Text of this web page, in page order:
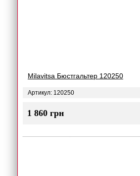
Milavitsa Бюстгальтер 120250
Артикул: 120250
1 860 грн